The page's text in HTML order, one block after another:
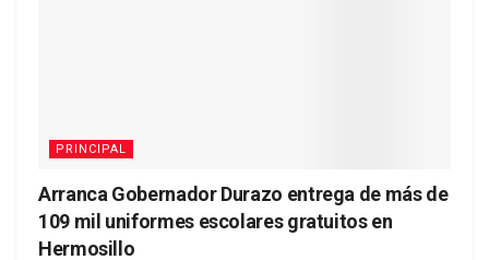
PRINCIPAL
Arranca Gobernador Durazo entrega de más de
109 mil uniformes escolares gratuitos en
Hermosillo